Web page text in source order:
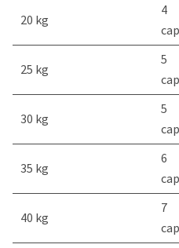
20 kg
4
25 kg
5
30 kg
5
35 kg
6
40 kg
7